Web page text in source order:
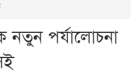
নতুন পর্যালোচনা